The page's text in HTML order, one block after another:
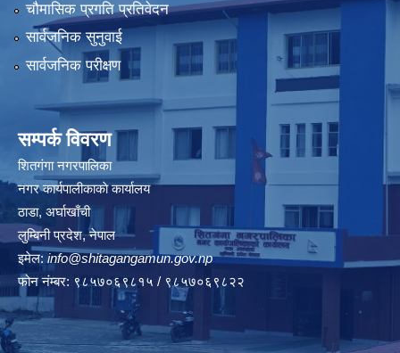
चौमासिक प्रगति प्रतिवेदन
सार्वजनिक सुनुवाई
सार्वजनिक परीक्षण
सम्पर्क विवरण
शितगंगा नगरपालिका
नगर कार्यपालीकाकाे कार्यालय
ठाडा, अर्घाखाँची
लुम्बिनी प्रदेश, नेपाल
इमेल: info@shitagangamun.gov.np
फोन नंम्बर: ९८५७०६९८१५ / ९८५७०६९८२२